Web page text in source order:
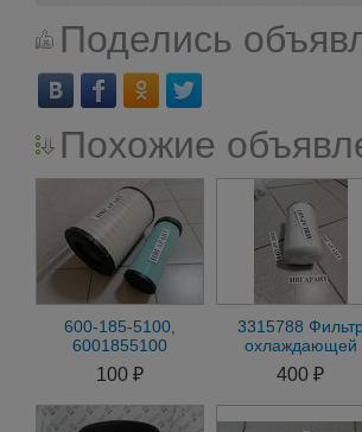
Поделись
Похожие
600-185-5100,
6001855100
воздушный фильтр
Komatsu в сборе
600-185-5100
100 ₽
3315788 Фильтр
охлаждающей
жидкости 3315788
400 ₽